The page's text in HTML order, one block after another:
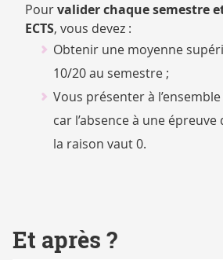
Pourvalider chaque semestre
ECTS, vous devez :
Obtenir une moyenne
10/20 au semestre ;
Vous présenter à
car l’absence à une épreuve
la raison vaut 0.
Et après ?